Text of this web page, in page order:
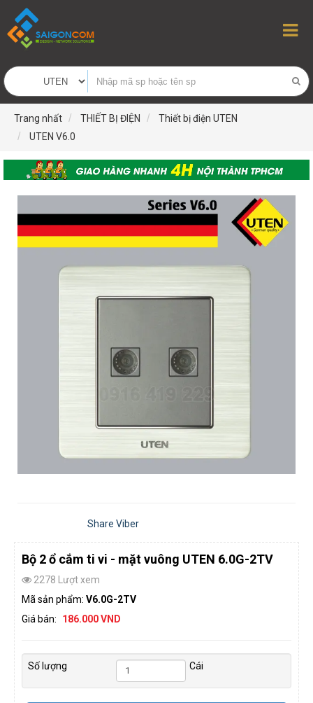
Trang nhất THIẾT BỊ ĐIỆN
Thiết bị điện UTEN
UTEN V6.0
Share Viber
Bộ 2 ổ cắm ti vi - mặt vuông UTEN 6.0G-2TV
2278 Lượt xem
Mã sản phẩm: V6.0G-2TV
Giá bán:
186.000 VND
Số lượng Cái